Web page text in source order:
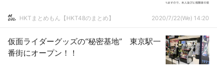
HKTまとめもん【HKT48のまとめ】 2020/7/22(We) 14:20
仮面ライダーグッズの“秘密基地” 東京駅一
番街にオープン！！